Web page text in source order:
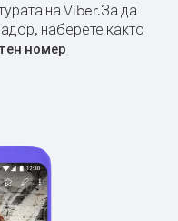
на Viber.За да
наберете както
номер